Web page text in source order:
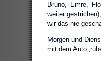
Bruno, Emre,
weiter
wir das nie
Morgen und
mit dem Auto